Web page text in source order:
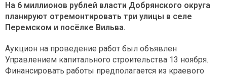
На 6 миллионов рублей власти Добрянского округа
планируют отремонтировать три улицы в селе
Перемском и посёлке Вильва.
Аукцион на проведение работ был объявлен
Управлением капитального строительства 13 ноября.
Финансировать работы предполагается из краевого